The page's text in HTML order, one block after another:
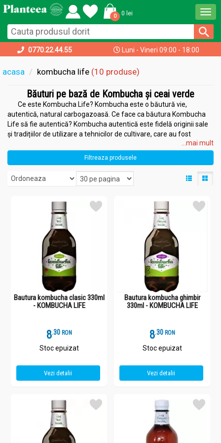
0 0 lei
0770.22.44.55 Luni - Vineri 09:00 - 18:00
acasa kombucha life (10 produse)
Băuturi pe bază de Kombucha și ceai verde
Ce este Kombucha Life? Kombucha este o băutură vie,
autentică, natural carbogazoasă. Ce face ca băutura Kombucha
Life să fie autentică? Kombucha autentică este fidelă originii sale
și tradițiilor de utilizare a tehnicilor de cultivare, care au fost
transmise în decursul a peste 2000 de ani. De ce băutura
Kombucha Life este îmbuteliată într-o sticlă închisă la culoare?
Băutura Kombucha Life este îmbuteliată într-o sticlă închisă la
culoare pentru a proteja bacteriile probiotice de razele ultraviolete
sau de lumina fluorescentă, care se găsesc în frigiderele de uz
adevărată se obține pe bază de ceai, apă și zahăr. Cea mai mare
parte a zahărului este consumată de drojdii în procesul de
fermentație înainte de îmbuteliere, astfel că în băutura finală
rămâne o cantitate nesemnificativă de zahăr. Când trebuie să
beau Kombucha Life? Kombucha Life este o băutură
extraordinară potrivită pentru orice moment al zilei. Deschideți
sticla, turnați în pahar și lăsați câteva secunde să se „liniștească”.
În cazul în care este mai carbogazoasă, pur și simplu rotiți paharul
de câteva ori. Spumantă și sănătoasă, Kombucha Life este acum
gata să aibă grijă de dumneavoastră. De ce există sediment pe
fundul sticlei? În timpul fermentației secundare, care are loc după
astfel de sediment este un semn că beți ceea ce trebuie – o
ceea ce privește aciditatea și gazificarea. Acest lucru este
stabilizatori. Procesul fizico-chimic prin care trece în diferite etape
este complex și divers. De aceea, uneori, se poate constată o
păstrare în magazin sau acasă.În orice situație, acest lucru nu
reduce calitatea băuturii și a proprietăților sale benefice. Poate fi
consumată de către copii? Aceștia sunt cei mai mari fani ai
săi!Totuși este bine să aibă vârsta de peste 3-4 ani. Ce cantitate de
Kombucha Life trebuie să beau? Fiecare decide, în mod individual,
...mai mult
Filtreaza produsele
Bautura kombucha clasic 330ml
- KOMBUCHA LIFE
8.3 RON
Stoc epuizat
Vezi detalii
Bautura kombucha ghimbir
330ml - KOMBUCHA LIFE
8.3 RON
Stoc epuizat
Vezi detalii